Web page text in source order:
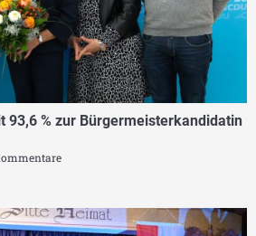
93,6 % zur Bürgermeisterkandidatin